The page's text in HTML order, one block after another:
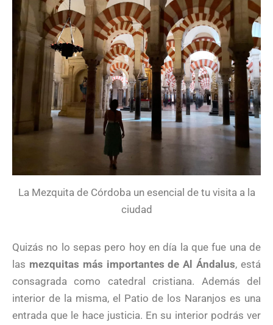
La Mezquita de Córdoba un esencial de tu visita a la
ciudad
Quizás no lo sepas pero hoy en día la que fue una de
las mezquitas más importantes de Al Ándalus, está
consagrada como catedral cristiana. Además del
interior de la misma, el Patio de los Naranjos es una
entrada que le hace justicia. En su interior podrás ver